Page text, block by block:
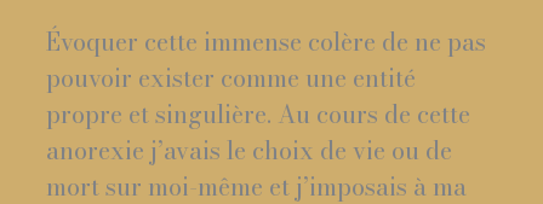
Évoquer cette immense colère de ne pas
pouvoir exister comme une entité
propre et singulière. Au cours de cette
anorexie j’avais le choix de vie ou de
mort sur moi-même et j’imposais à ma